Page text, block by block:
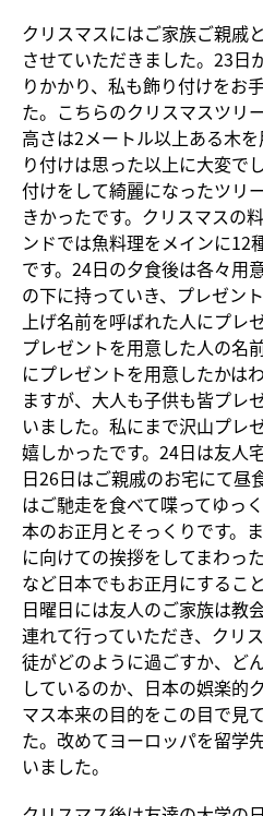
クリスマスにはご家族ご親戚
させていただきました。23日
りかかり、私も飾り付けをお
た。こちらのクリスマスツリ
高さは2メートル以上ある木
り付けは思った以上に大変で
付けをして綺麗になったツリ
きかったです。クリスマスの
ンドでは魚料理をメインに12
です。24日の夕食後は各々用
の下に持っていき、プレゼン
上げ名前を呼ばれた人にプレ
プレゼントを用意した人の名
にプレゼントを用意したかは
ますが、大人も子供も皆プレ
いました。私にまで沢山プレ
嬉しかったです。24日は友人
日26日はご親戚のお宅にて昼
はご馳走を食べて喋ってゆっ
本のお正月とそっくりです。
に向けての挨拶をしてまわっ
など日本でもお正月にするこ
日曜日には友人のご家族は教
連れて行っていただき、クリ
徒がどのように過ごすか、ど
しているのか、日本の娯楽的
マス本来の目的をこの目で見
た。改めてヨーロッパを留学
いました。